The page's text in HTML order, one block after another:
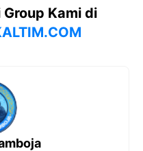
Kami di